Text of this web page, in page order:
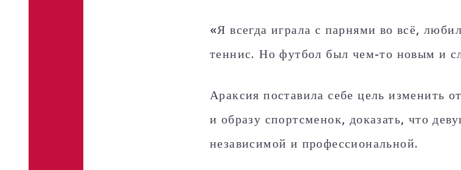
«Я всегда играла с парнями во всё,
теннис. Но футбол был чем-то новым и
Араксия поставила себе цель изменить
и образу спортсменок, доказать, что
независимой и профессиональной.